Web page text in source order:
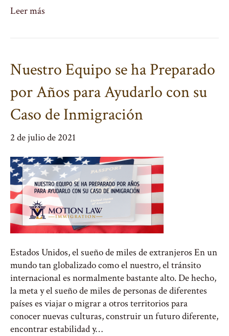
Leer más
Nuestro Equipo se ha Preparado
por Años para Ayudarlo con su
Caso de Inmigración
2 de julio de 2021
Estados Unidos, el sueño de miles de extranjeros En un
mundo tan globalizado como el nuestro, el tránsito
internacional es normalmente bastante alto. De hecho,
la meta y el sueño de miles de personas de diferentes
países es viajar o migrar a otros territorios para
conocer nuevas culturas, construir un futuro diferente,
encontrar estabilidad y…